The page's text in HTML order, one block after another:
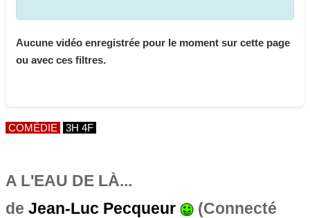
Aucune vidéo enregistrée pour le moment sur cette page
ou avec ces filtres.
COMÉDIE 3H 4F
A L'EAU DE LÀ...
de Jean-Luc Pecqueur
(Connecté